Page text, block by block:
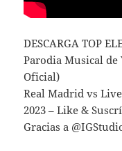
DESCARGA TOP
Parodia Musical de
Oficial)
Real Madrid vs
2023 – Like &
Gracias a